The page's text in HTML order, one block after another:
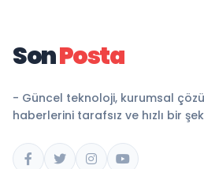
SonPosta
- Güncel teknoloji, kurumsal
haberlerini tarafsız ve hızlı bir